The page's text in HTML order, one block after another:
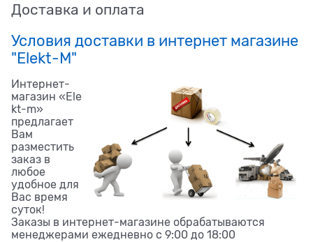
Доставка и оплата
Условия доставки в интернет магазине
"Elekt-M"
Интернет-
магазин «Ele
kt-m»
предлагает
Вам
разместить
заказ в
любое
удобное для
Вас время
суток!
Заказы в интернет-магазине обрабатываются
менеджерами ежедневно с 9:00 до 18:00